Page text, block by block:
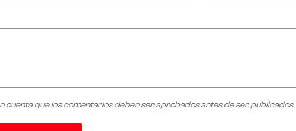
cuenta que los comentarios deben ser aprobados antes de ser publicados